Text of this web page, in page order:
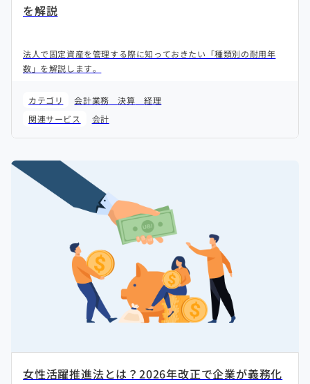
を解説
法人で固定資産を管理する際に知っておきたい「種類別の耐用年
数」を解説します。
カテゴリ 会計業務 決算
経理
関連サービス
会計
女性活躍推進法とは？2026年改正で企業が義務化